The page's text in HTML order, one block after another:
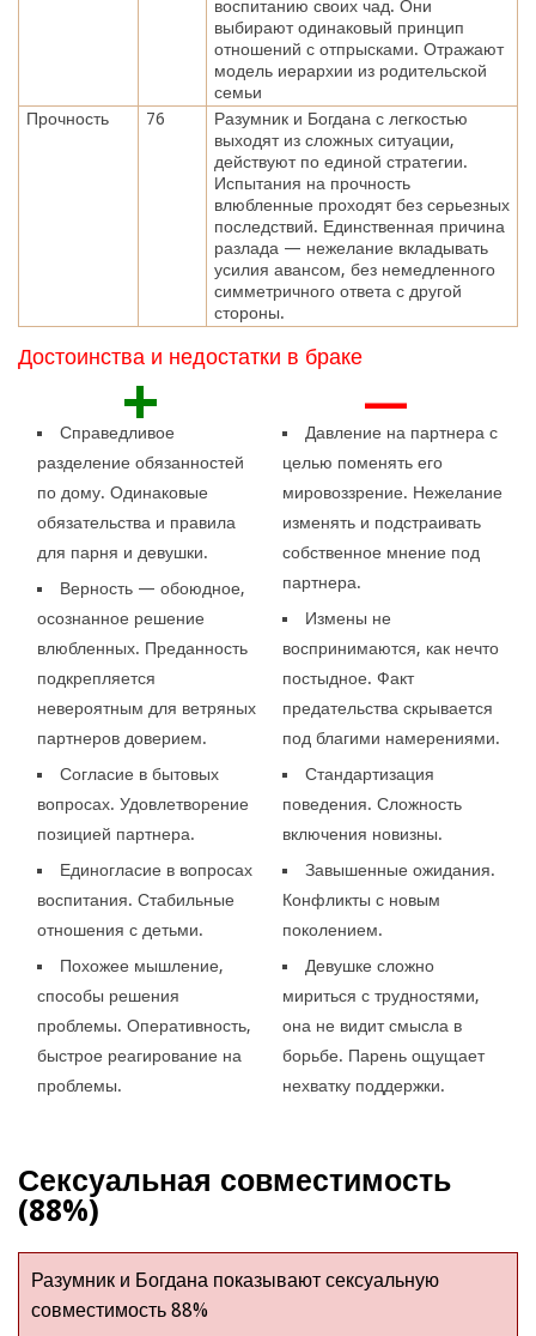
воспитанию своих чад. Они
выбирают одинаковый принцип
отношений с отпрысками. Отражают
модель иерархии из родительской
семьи
Прочность
76
Разумник и Богдана с легкостью
выходят из сложных ситуации,
действуют по единой стратегии.
Испытания на прочность
влюбленные проходят без серьезных
последствий. Единственная причина
разлада — нежелание вкладывать
усилия авансом, без немедленного
симметричного ответа с другой
стороны.
Достоинства и недостатки в браке
+
Справедливое
разделение обязанностей
по дому. Одинаковые
обязательства и правила
для парня и девушки.
Верность — обоюдное,
осознанное решение
влюбленных. Преданность
подкрепляется
невероятным для ветряных
партнеров доверием.
Согласие в бытовых
вопросах. Удовлетворение
позицией партнера.
Единогласие в вопросах
воспитания. Стабильные
отношения с детьми.
Похожее мышление,
способы решения
проблемы. Оперативность,
быстрое реагирование на
проблемы.
—
Давление на партнера с
целью поменять его
мировоззрение. Нежелание
изменять и подстраивать
собственное мнение под
партнера.
Измены не
воспринимаются, как нечто
постыдное. Факт
предательства скрывается
под благими намерениями.
Стандартизация
поведения. Сложность
включения новизны.
Завышенные ожидания.
Конфликты с новым
поколением.
Девушке сложно
мириться с трудностями,
она не видит смысла в
борьбе. Парень ощущает
нехватку поддержки.
Сексуальная совместимость
(88%)
Разумник и Богдана показывают сексуальную
совместимость 88%